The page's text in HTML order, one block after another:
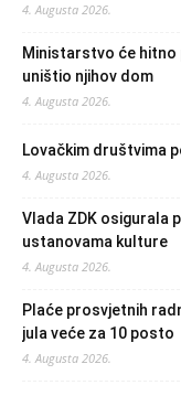
4. Augusta 2026.
Ministarstvo će hitno
uništio njihov dom
4. Augusta 2026.
Lovačkim društvima
4. Augusta 2026.
Vlada ZDK osigurala
ustanovama kulture
4. Augusta 2026.
Plaće prosvjetnih
jula veće za 10 posto
4. Augusta 2026.